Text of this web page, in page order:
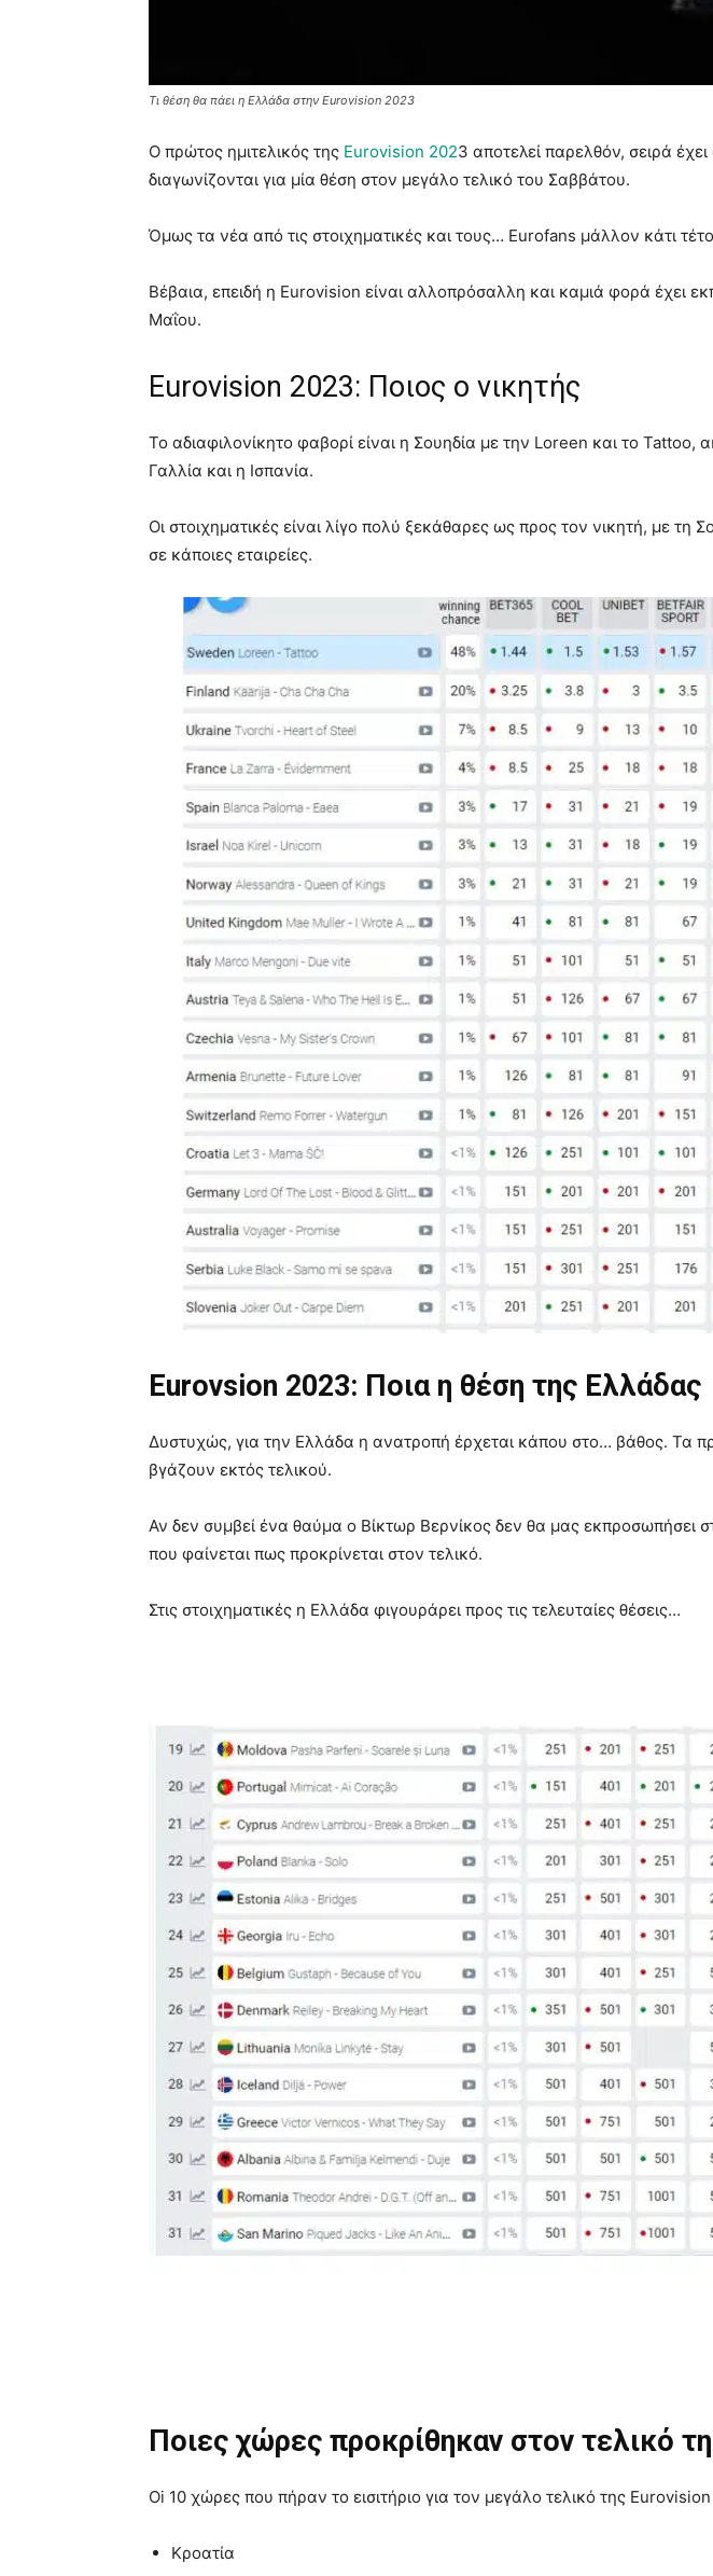
Τι θέση θα πάει η Ελλάδα στην Eurovision 2023
Ο πρώτος ημιτελικός της Eurovision 2023 αποτελεί παρελθόν, σειρά
διαγωνίζονται για μία θέση στον μεγάλο τελικό του Σαββάτου.
Όμως τα νέα από τις στοιχηματικές και τους… Eurofans μάλλον κάτι
Βέβαια, επειδή η Eurovision είναι αλλοπρόσαλλη και καμιά φορά έχει
Μαΐου.
Eurovision 2023: Ποιος ο νικητής
Το αδιαφιλονίκητο φαβορί είναι η Σουηδία με την Loreen και το
Γαλλία και η Ισπανία.
Οι στοιχηματικές είναι λίγο πολύ ξεκάθαρες ως προς τον νικητή, με τη
σε κάποιες εταιρείες.
Eurovsion 2023: Ποια η θέση της Ελλάδας
Δυστυχώς, για την Ελλάδα η ανατροπή έρχεται κάπου στο… βάθος. Τα
βγάζουν εκτός τελικού.
Αν δεν συμβεί ένα θαύμα ο Βίκτωρ Βερνίκος δεν θα μας εκπροσωπήσει
που φαίνεται πως προκρίνεται στον τελικό.
Στις στοιχηματικές η Ελλάδα φιγουράρει προς τις τελευταίες θέσεις…
Ποιες χώρες προκρίθηκαν στον τελικό
Oi 10 χώρες που πήραν το εισιτήριο για τον μεγάλο τελικό της Eurovision
Κροατία